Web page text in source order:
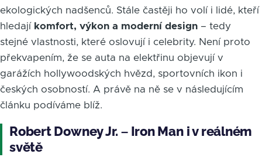
ekologických nadšenců. Stále častěji ho volí i lidé, kteří
hledají komfort, výkon a moderní design – tedy
stejné vlastnosti, které oslovují i celebrity. Není proto
překvapením, že se auta na elektřinu objevují v
garážích hollywoodských hvězd, sportovních ikon i
českých osobností. A právě na ně se v následujícím
článku podíváme blíž.
Robert Downey Jr. – Iron Man i v reálném
světě